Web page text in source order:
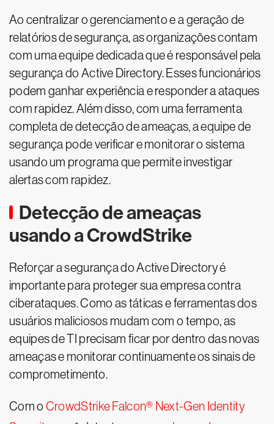
Ao centralizar o gerenciamento e a geração de
relatórios de segurança, as organizações contam
com uma equipe dedicada que é responsável pela
segurança do Active Directory. Esses funcionários
podem ganhar experiência e responder a ataques
com rapidez. Além disso, com uma ferramenta
completa de detecção de ameaças, a equipe de
segurança pode verificar e monitorar o sistema
usando um programa que permite investigar
alertas com rapidez.
Detecção de ameaças
usando a CrowdStrike
Reforçar a segurança do Active Directory é
importante para proteger sua empresa contra
ciberataques. Como as táticas e ferramentas dos
usuários maliciosos mudam com o tempo, as
equipes de TI precisam ficar por dentro das novas
ameaças e monitorar continuamente os sinais de
comprometimento.
Com o CrowdStrike Falcon® Next-Gen Identity